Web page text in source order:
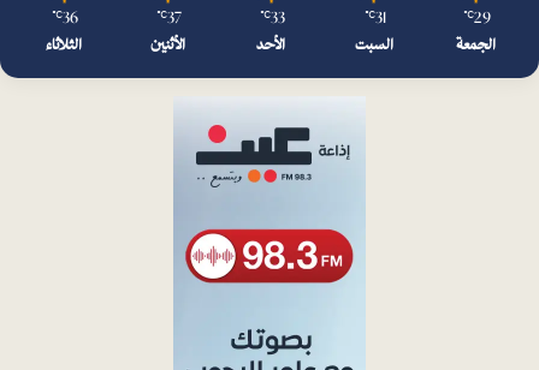
29
℃
الجمعة
31
℃
السبت
33
℃
الأحد
37
℃
الأثنين
36
℃
الثلاثاء